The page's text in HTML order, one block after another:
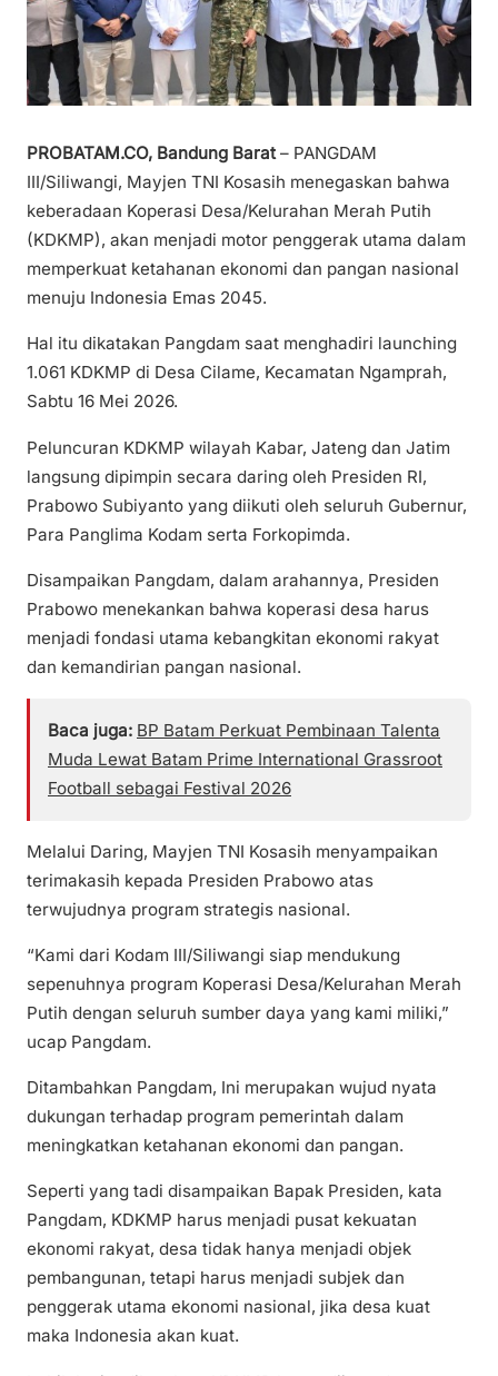
PROBATAM.CO, Bandung Barat– PANGDAM
III/Siliwangi, Mayjen TNI Kosasih menegaskan bahwa
keberadaan Koperasi Desa/Kelurahan Merah Putih
(KDKMP), akan menjadi motor penggerak utama dalam
memperkuat ketahanan ekonomi dan pangan nasional
menuju Indonesia Emas 2045.
Hal itu dikatakan Pangdam saat menghadiri launching
1.061 KDKMP di Desa Cilame, Kecamatan Ngamprah,
Sabtu 16 Mei 2026.
Peluncuran KDKMP wilayah Kabar, Jateng dan Jatim
langsung dipimpin secara daring oleh Presiden RI,
Prabowo Subiyanto yang diikuti oleh seluruh Gubernur,
Para Panglima Kodam serta Forkopimda.
Disampaikan Pangdam, dalam arahannya, Presiden
Prabowo menekankan bahwa koperasi desa harus
menjadi fondasi utama kebangkitan ekonomi rakyat
dan kemandirian pangan nasional.
Baca juga: BP Batam Perkuat Pembinaan Talenta
Muda Lewat Batam Prime International Grassroot
Football sebagai Festival 2026
Melalui Daring, Mayjen TNI Kosasih menyampaikan
terimakasih kepada Presiden Prabowo atas
terwujudnya program strategis nasional.
“Kami dari Kodam III/Siliwangi siap mendukung
sepenuhnya program Koperasi Desa/Kelurahan Merah
Putih dengan seluruh sumber daya yang kami miliki,”
ucap Pangdam.
Ditambahkan Pangdam, Ini merupakan wujud nyata
dukungan terhadap program pemerintah dalam
meningkatkan ketahanan ekonomi dan pangan.
Seperti yang tadi disampaikan Bapak Presiden, kata
Pangdam, KDKMP harus menjadi pusat kekuatan
ekonomi rakyat, desa tidak hanya menjadi objek
pembangunan, tetapi harus menjadi subjek dan
penggerak utama ekonomi nasional, jika desa kuat
maka Indonesia akan kuat.